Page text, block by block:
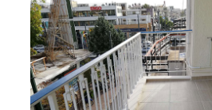
位于市中心西南方向的Piraeus
港口。在过去的几年中，这个
新项目而备受瞩目，特别是那些
Piraeus有许多公寓，房价比市
易交通。此外，该地区在将来